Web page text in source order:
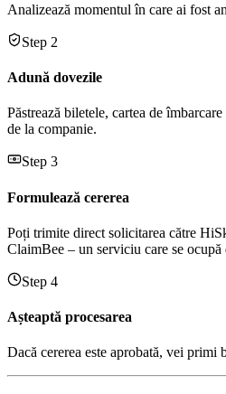
Analizează momentul în care ai fost
Step 2
Adună dovezile
Păstrează biletele, cartea de
de la companie.
Step 3
Formulează cererea
Poți trimite direct solicitarea către
ClaimBee – un serviciu care se
Step 4
Așteaptă procesarea
Dacă cererea este aprobată, vei primi